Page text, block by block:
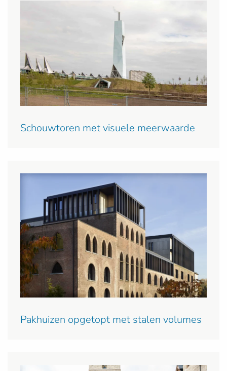
Schouwtoren met visuele meerwaarde
Pakhuizen opgetopt met stalen volumes